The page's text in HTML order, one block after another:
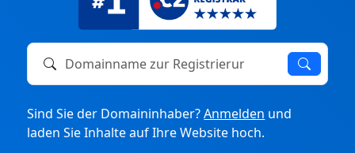
Domainname zur Registrierung oder zum Transfer
Sind Sie der Domaininhaber?Anmelden und
laden Sie Inhalte auf Ihre Website hoch.